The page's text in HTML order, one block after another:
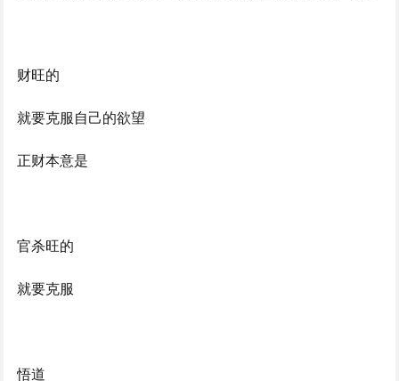
财旺的
就要克服自己的欲望
正财本意是
官杀旺的
就要克服
悟道